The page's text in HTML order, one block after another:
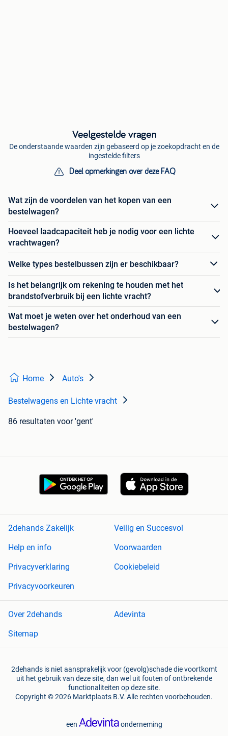
Veelgestelde vragen
De onderstaande waarden zijn gebaseerd op je zoekopdracht en de
ingestelde filters
Deel opmerkingen over deze FAQ
Wat zijn de voordelen van het kopen van een
bestelwagen?
Hoeveel laadcapaciteit heb je nodig voor een lichte
vrachtwagen?
Welke types bestelbussen zijn er beschikbaar?
Is het belangrijk om rekening te houden met het
brandstofverbruik bij een lichte vracht?
Wat moet je weten over het onderhoud van een
bestelwagen?
Home Auto's
Bestelwagens en Lichte vracht
86 resultaten voor 'gent'
2dehands Zakelijk
Veilig en Succesvol
Help en info
Voorwaarden
Privacyverklaring
Cookiebeleid
Privacyvoorkeuren
Over 2dehands
Adevinta
Sitemap
2dehands is niet aansprakelijk voor (gevolg)schade die voortkomt
uit het gebruik van deze site, dan wel uit fouten of ontbrekende
functionaliteiten op deze site.
Copyright © 2026 Marktplaats B.V. Alle rechten voorbehouden.
een onderneming